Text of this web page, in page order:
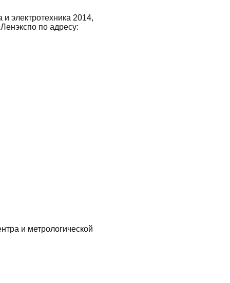
и электротехника 2014,
по адресу:
и метрологической